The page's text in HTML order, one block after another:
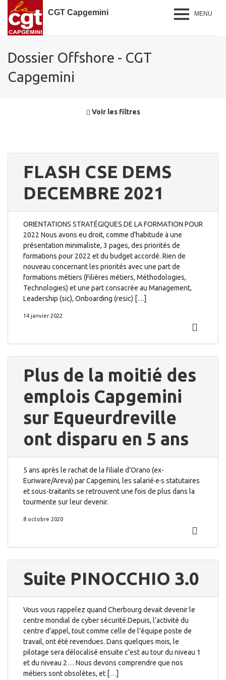
CGT Capgemini MENU
Dossier Offshore - CGT
Capgemini
Voir les filtres
FLASH CSE DEMS
DECEMBRE 2021
ORIENTATIONS STRATÉGIQUES DE LA FORMATION POUR
2022 Nous avons eu droit, comme d’habitude à une
présentation minimaliste, 3 pages, des priorités de
formations pour 2022 et du budget accordé. Rien de
nouveau concernant les priorités avec une part de
formations métiers (Filières métiers, Méthodologies,
Technologies) et une part consacrée au Management,
Leadership (sic), Onboarding (resic) […]
14 janvier 2022
Plus de la moitié des
emplois Capgemini
sur Equeurdreville
ont disparu en 5 ans
5 ans après le rachat de la filiale d’Orano (ex-
Euriware/Areva) par Capgemini, les salarié·e·s statutaires
et sous-traitants se retrouvent une fois de plus dans la
tourmente sur leur devenir.
8 octobre 2020
Suite PINOCCHIO 3.0
Vous vous rappelez quand Cherbourg devait devenir le
centre mondial de cyber sécurité.Depuis, l’activité du
centre d’appel, tout comme celle de l’équipe poste de
travail, ont été revendues. Dans quelques mois, le
pilotage sera délocalisé ensuite c’est au tour du niveau 1
et du niveau 2… Nous devons comprendre que nos
métiers sont obsolètes, et […]